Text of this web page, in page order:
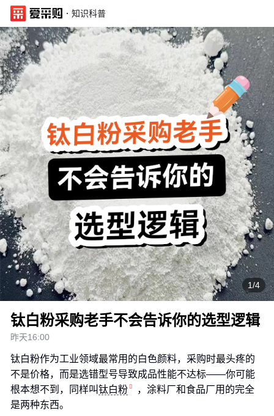
· 知识科普
1/4
钛白粉采购老手不会告诉你的选型逻辑
昨天16:00
钛白粉作为工业领域最常用的白色颜料，采购时最头疼的
不是价格，而是选错型号导致成品性能不达标——你可能
根本想不到，同样叫钛白粉
，涂料厂和食品厂用的完全
是两种东西。